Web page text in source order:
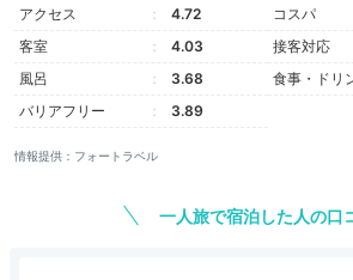
アクセス 4.72 コスパ
客室
4.03 接客対応
風呂
3.68 食事・ドリ
バリアフリー
3.89
情報提供：フォートラベル
一人旅で宿泊した人の口